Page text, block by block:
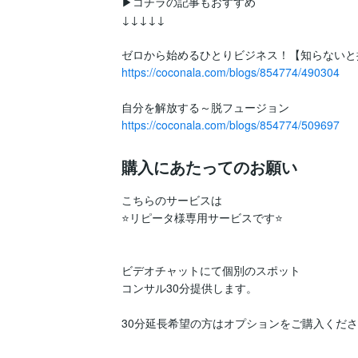
↓↓↓↓↓
https://coconala.com/blogs/854774/490304
https://coconala.com/blogs/854774/509697
購入にあたってのお願い
こちらのサービスは
⭐️リピータ様専用サービスです⭐
ビデオチャットにて個別のスポット
コンサル30分提供します。
30分延長希望の方はオプションをご購入くだ